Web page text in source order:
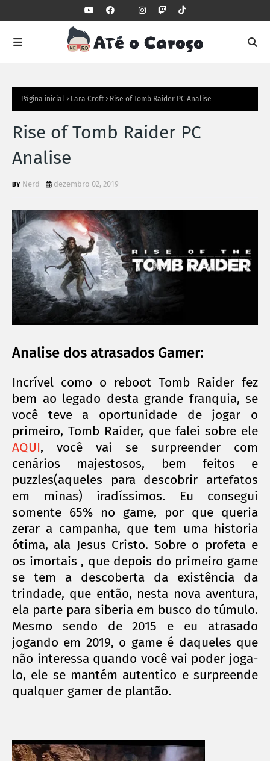
Página inicial Lara Croft Rise of Tomb Raider PC Analise
Rise of Tomb Raider PC
Analise
Nerd dezembro 02, 2019
Analise dos atrasados Gamer:
Incrível como o reboot Tomb Raider fez
bem ao legado desta grande franquia, se
você teve a oportunidade de jogar o
primeiro, Tomb Raider, que falei sobre ele
AQUI, você vai se surpreender com
cenários majestosos, bem feitos e
puzzles(aqueles para descobrir artefatos
em minas) iradíssimos. Eu consegui
somente 65% no game, por que queria
zerar a campanha, que tem uma historia
ótima, ala Jesus Cristo. Sobre o profeta e
os imortais , que depois do primeiro game
se tem a descoberta da existência da
trindade, que então, nesta nova aventura,
ela parte para siberia em busco do túmulo.
Mesmo sendo de 2015 e eu atrasado
jogando em 2019, o game é daqueles que
não interessa quando você vai poder joga-
lo, ele se mantém autentico e surpreende
qualquer gamer de plantão.